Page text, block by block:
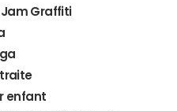
Graffiti
enfant